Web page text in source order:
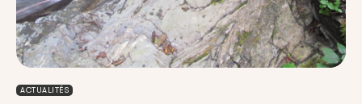
ACTUALITÉS